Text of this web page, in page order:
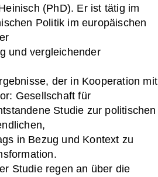
(PhD). Er ist tätig im
Politik im europäischen
und vergleichender
der in Kooperation mit
Gesellschaft für
Studie zur politischen
in Bezug und Kontext zu
Studie regen an über die